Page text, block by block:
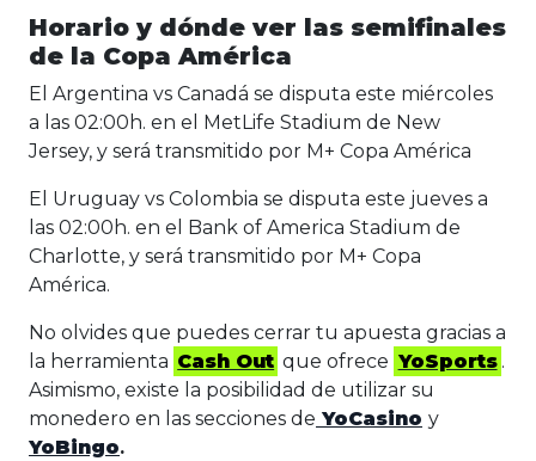
Horario y dónde ver las semifinales
de la Copa América
El Argentina vs Canadá se disputa este miércoles
a las 02:00h. en el MetLife Stadium de New
Jersey, y será transmitido por M+ Copa América
El Uruguay vs Colombia se disputa este jueves a
las 02:00h. en el Bank of America Stadium de
Charlotte, y será transmitido por M+ Copa
América.
No olvides que puedes cerrar tu apuesta gracias a
la herramienta Cash Out que ofrece YoSports .
Asimismo, existe la posibilidad de utilizar su
monedero en las secciones de YoCasino y
YoBingo.